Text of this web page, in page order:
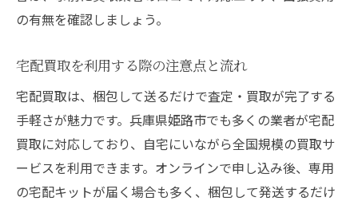
の有無を確認しましょう。
宅配買取を利用する際の注意点と流れ
宅配買取は、梱包して送るだけで査定・買取が完了する
手軽さが魅力です。兵庫県姫路市でも多くの業者が宅配
買取に対応しており、自宅にいながら全国規模の買取サ
ービスを利用できます。オンラインで申し込み後、専用
の宅配キットが届く場合も多く、梱包して発送するだけ